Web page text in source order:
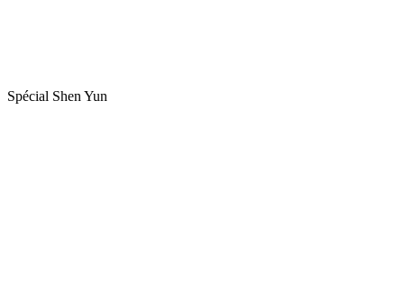
Spécial Shen Yun